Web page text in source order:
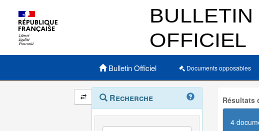
Menu principal
Bulletin Officiel Documents opposables
Navigation
et
outils
annexes
Menu
contextuel
Recherche Résultats
4